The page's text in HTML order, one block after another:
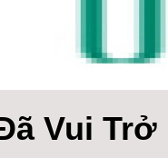
Vui Trở